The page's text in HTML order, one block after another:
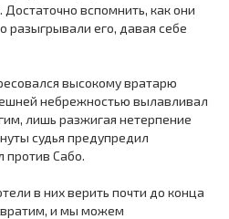
Достаточно вспомнить, как они
разыгрывали его, давая себе
высокому вратарю
небрежностью вылавливал
лишь разжигая нетерпение
судья предупредил
Сабо.
в них верить почти до конца
и мы можем